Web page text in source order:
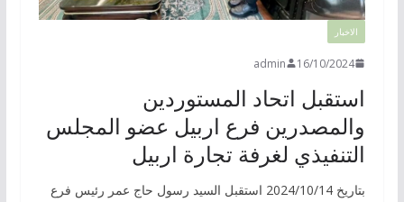
الاخبار
16/10/2024
admin
استقبل اتحاد المستوردين
والمصدرين فرع اربيل عضو المجلس
التنفيذي لغرفة تجارة اربيل
بتاريخ 2024/10/14 استقبل السيد رسول حاج عمر رئيس فرع